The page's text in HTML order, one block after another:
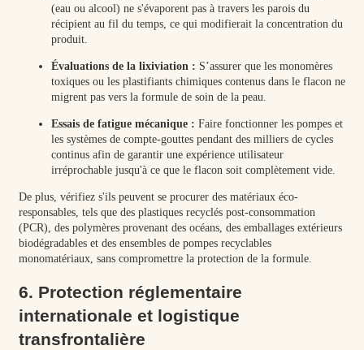
(eau ou alcool) ne s'évaporent pas à travers les parois du
récipient au fil du temps, ce qui modifierait la concentration du
produit.
Évaluations de la lixiviation : S’assurer que les monomères
toxiques ou les plastifiants chimiques contenus dans le flacon ne
migrent pas vers la formule de soin de la peau.
Essais de fatigue mécanique : Faire fonctionner les pompes et
les systèmes de compte-gouttes pendant des milliers de cycles
continus afin de garantir une expérience utilisateur
irréprochable jusqu'à ce que le flacon soit complètement vide.
De plus, vérifiez s'ils peuvent se procurer des matériaux éco-
responsables, tels que des plastiques recyclés post-consommation
(PCR), des polymères provenant des océans, des emballages extérieurs
biodégradables et des ensembles de pompes recyclables
monomatériaux, sans compromettre la protection de la formule.
6. Protection réglementaire
internationale et logistique
transfrontalière